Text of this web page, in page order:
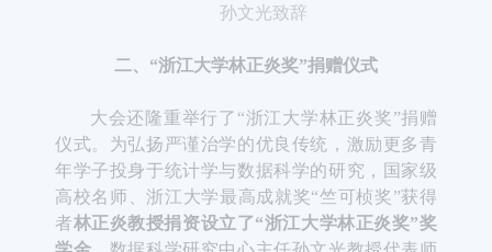
二、“浙江大学林正炎奖”
大会还隆重举行了“浙江大学林正炎奖
年学子投身于统计学与数据科学的研究，国家级
高校名师、浙江大学最高成就奖“竺可桢奖”获得
者林正炎教授捐资设立了“浙江大学林正炎奖”奖
学金。数据科学研究中心主任孙文光教授代表师
生对林教授奖掖后学、奉献教育的崇高情怀表达